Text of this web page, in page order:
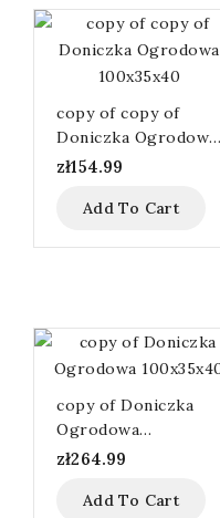
copy of copy of
Doniczka Ogrodowa
100x35x40
zł154.99
Add To Cart
copy of Doniczka
Ogrodowa
100x35x40
zł264.99
Add To Cart